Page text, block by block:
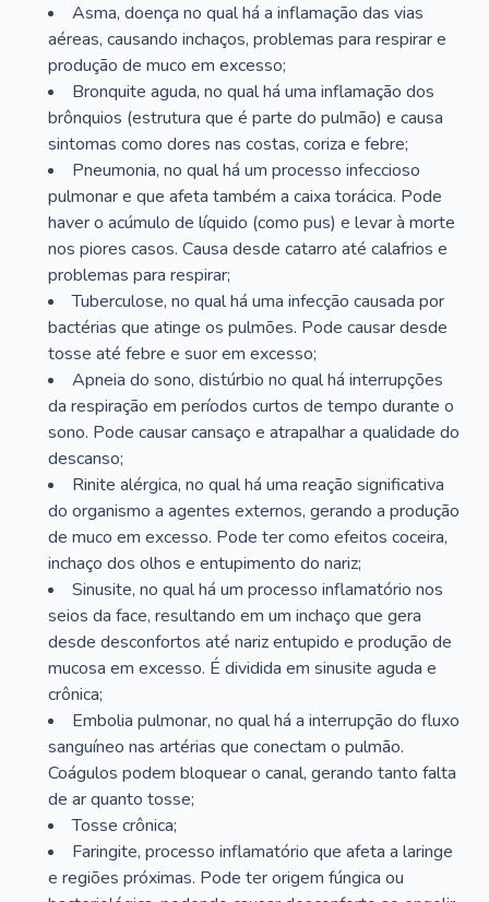
Asma, doença no qual há a inflamação das vias
aéreas, causando inchaços, problemas para respirar e
produção de muco em excesso;
Bronquite aguda, no qual há uma inflamação dos
brônquios (estrutura que é parte do pulmão) e causa
sintomas como dores nas costas, coriza e febre;
Pneumonia, no qual há um processo infeccioso
pulmonar e que afeta também a caixa torácica. Pode
haver o acúmulo de líquido (como pus) e levar à morte
nos piores casos. Causa desde catarro até calafrios e
problemas para respirar;
Tuberculose, no qual há uma infecção causada por
bactérias que atinge os pulmões. Pode causar desde
tosse até febre e suor em excesso;
Apneia do sono, distúrbio no qual há interrupções
da respiração em períodos curtos de tempo durante o
sono. Pode causar cansaço e atrapalhar a qualidade do
descanso;
Rinite alérgica, no qual há uma reação significativa
do organismo a agentes externos, gerando a produção
de muco em excesso. Pode ter como efeitos coceira,
inchaço dos olhos e entupimento do nariz;
Sinusite, no qual há um processo inflamatório nos
seios da face, resultando em um inchaço que gera
desde desconfortos até nariz entupido e produção de
mucosa em excesso. É dividida em sinusite aguda e
crônica;
Embolia pulmonar, no qual há a interrupção do fluxo
sanguíneo nas artérias que conectam o pulmão.
Coágulos podem bloquear o canal, gerando tanto falta
de ar quanto tosse;
Tosse crônica;
Faringite, processo inflamatório que afeta a laringe
e regiões próximas. Pode ter origem fúngica ou